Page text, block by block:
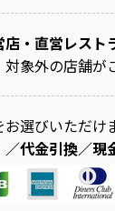
店・直営レスト
象外の店舗が
選びいただけ
代金引換／